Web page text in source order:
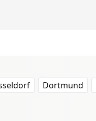
Dortmund